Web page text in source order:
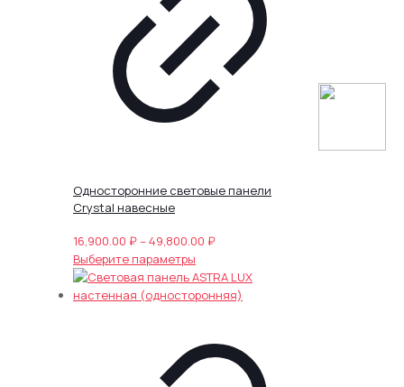
на
странице
товара.
Односторонние световые панели
Crystal навесные
16,900.00 ₽–49,800.00 ₽Диапазон
16,900.00 ₽
–
Выберите параметры
товар
имеет
Опции
можно